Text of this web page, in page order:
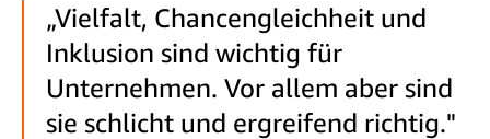
„Vielfalt, Chancengleichheit und
Inklusion sind wichtig für
Unternehmen. Vor allem aber sind
sie schlicht und ergreifend richtig."